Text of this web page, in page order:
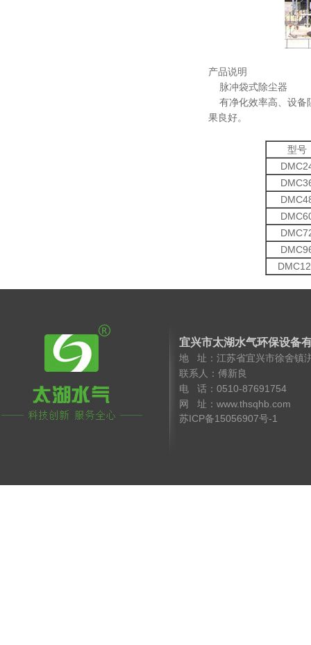
产品说明
脉冲袋式除尘器
有净化效率高、设备
果良好。
型号
宜兴市太湖水气环保设备
地 址：江苏省宜兴市徐舍镇
联系人：傅新良
电 话：0510-
网 址：
苏ICP备15056907号-1